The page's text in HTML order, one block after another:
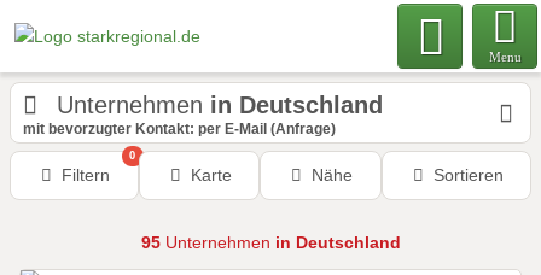
Menu
Unternehmen in Deutschland
mit bevorzugter Kontakt: per E-Mail (Anfrage)
Filtern
0
Karte Nähe Sortieren
95Unternehmen in Deutschland